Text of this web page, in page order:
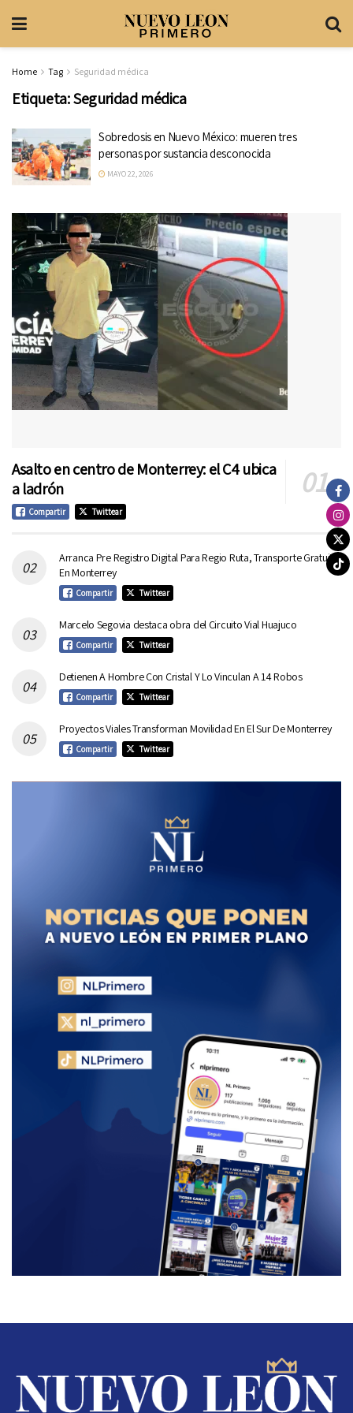
Home Tag Seguridad médica
Etiqueta:Seguridad médica
Sobredosis en Nuevo México: mueren tres
personas por sustancia desconocida
MAYO 22, 2026
Asalto en centro de Monterrey: el C4 ubica
a ladrón
Compartir Twittear
Arranca Pre Registro Digital Para Regio Ruta, Transporte Gratuito
En Monterrey
Compartir Twittear
Marcelo Segovia destaca obra del Circuito Vial Huajuco
Compartir Twittear
Detienen A Hombre Con Cristal Y Lo Vinculan A 14 Robos
Compartir Twittear
Proyectos Viales Transforman Movilidad En El Sur De Monterrey
Compartir Twittear